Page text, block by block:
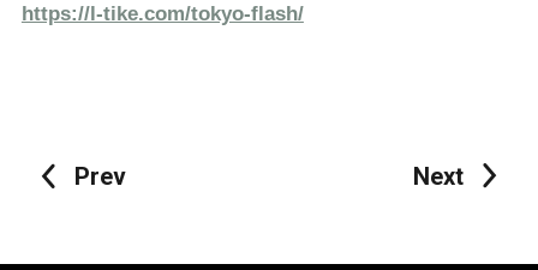
https://l-tike.com/tokyo-flash/
Prev Next